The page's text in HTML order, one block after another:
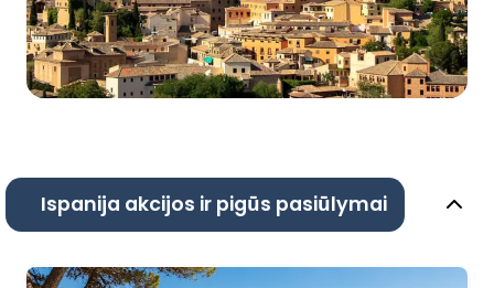
Ispanija akcijos ir pigūs pasiūlymai